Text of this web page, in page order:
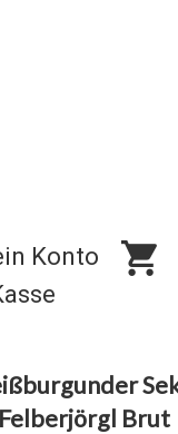
Konto
Brut